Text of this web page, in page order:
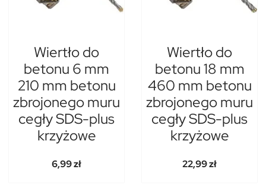
Wiertło do
betonu 6 mm
210 mm betonu
zbrojonego muru
cegły SDS-plus
krzyżowe
6,99 zł
Wiertło do
betonu 18 mm
460 mm betonu
zbrojonego muru
cegły SDS-plus
krzyżowe
22,99 zł